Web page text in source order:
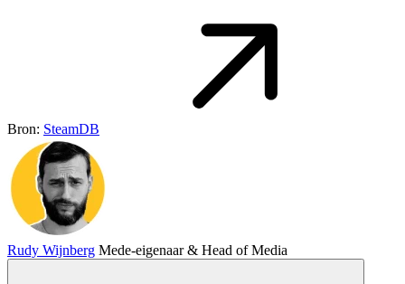
Bron: SteamDB
Rudy Wijnberg Mede-eigenaar & Head of Media